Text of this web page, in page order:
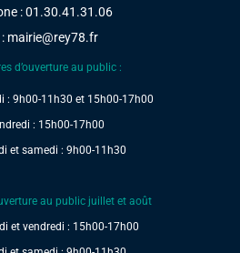
: 01.30.41.31.06
mairie@rey78.fr
d’ouverture au public :
: 9h00-11h30 et 15h00-17h00
: 15h00-17h00
et samedi : 9h00-11h30
au public juillet et août
et vendredi : 15h00-17h00